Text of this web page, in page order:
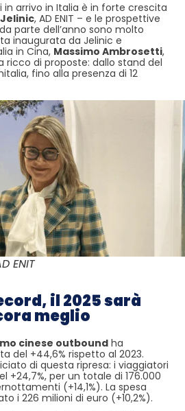
in arrivo in Italia è in forte crescita
, AD ENIT – e le prospettive
parte dell’anno sono molto
inaugurata da Jelinic e
in Cina, Massimo Ambrosetti,
ricco di proposte: dallo stand del
fino alla presenza di 12
ENIT
il 2025 sarà
meglio
cinese outboundha
del +44,6% rispetto al 2023.
di questa ripresa: i viaggiatori
+24,7%, per un totale di 176.000
(+14,1%). La spesa
i 226 milioni di euro (+10,2%).